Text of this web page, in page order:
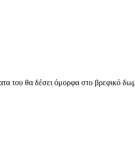
του θα δέσει όμορφα στο βρεφικό